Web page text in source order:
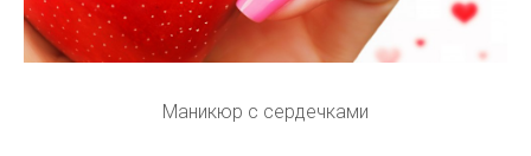
Маникюр с сердечками